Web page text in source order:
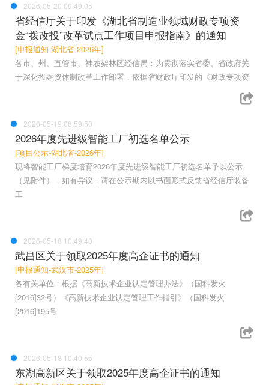
2026-05-20 09:49:05
省经信厅关于印发《湖北省制造业领域财政专项资
金“拨改投”改革试点工作项目申报指南》的通知
[申报通知-湖北省-2026年]
各市、州、直管市、神农架林区经信局：为贯彻落实省委、省政府关
于深化投融资体制改革工作部署，依据省财政厅印发的《财政专项资
2026-05-19 08:59:50
2026年度先进级智能工厂初选名单公示
[项目公示-湖北省-2026年]
现将智能工厂梯度培育2026年度先进级智能工厂初选名单予以公示
（见附件），如有异议，请在公示期内以书面形式反馈省经信厅装备
工
2026-05-18 10:49:40
武昌区关于领取2025年度高企证书的通知
[申报通知-武汉市-2025年]
各有关单位：根据《高新技术企业认定管理办法》（国科发火
[2016]32号）《高新技术企业认定管理工作指引》（国科发火
[2016]195号
2026-05-18 10:40:55
东湖高新区关于领取2025年度高企证书的通知